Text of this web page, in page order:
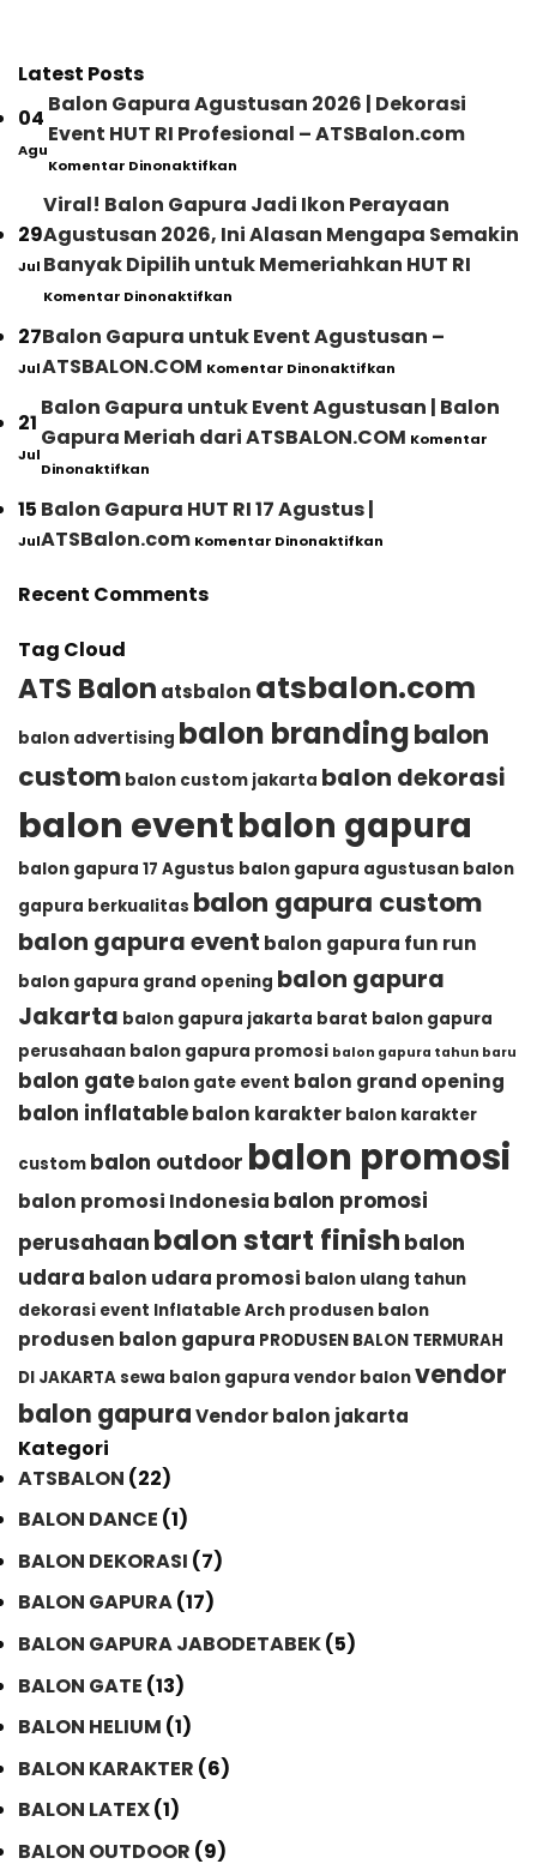
Latest Posts
04
Agu
Balon Gapura Agustusan 2026 | Dekorasi
Event HUT RI Profesional – ATSBalon.com
Komentar Dinonaktifkan
Gapura
Agustusan
2026
|
RI
Profesional
ATSBalon.com
29
Jul
Viral! Balon Gapura Jadi Ikon Perayaan
Agustusan 2026, Ini Alasan Mengapa Semakin
Banyak Dipilih untuk Memeriahkan HUT RI
Komentar Dinonaktifkan
Balon
Gapura
Jadi
Perayaan
Agustusan
Mengapa
Semakin
27
Jul
Balon Gapura untuk Event Agustusan –
ATSBALON.COM Komentar Dinonaktifkan
Gapura
untuk
Event
21
Jul
Balon Gapura untuk Event Agustusan | Balon
Gapura Meriah dari ATSBALON.COM Komentar
Dinonaktifkan
Gapura
untuk
Event
Balon
ATSBALON.COM
15
Jul
Balon Gapura HUT RI 17 Agustus |
ATSBalon.com Komentar Dinonaktifkan
ATSBalon.com
Recent Comments
Tag Cloud
ATS Balon atsbalon atsbalon.com
balon advertising balon brandingbalon
custom balon custom jakarta balon dekorasi
balon eventbalon gapura
balon gapura 17 Agustus balon gapura agustusan balon
gapura berkualitas balon gapura custom
balon gapura event balon gapura fun run
balon gapura grand opening balon gapura
Jakarta balon gapura jakarta barat balon gapura
perusahaan balon gapura promosi balon gapura tahun baru
balon gate balon gate event balon grand opening
balon inflatablebalon karakter balon karakter
custom balon outdoor balon promosi
balon promosi Indonesia balon promosi
perusahaan balon start finish balon
udara balon udara promosi balon ulang tahun
dekorasi event Inflatable Arch produsen balon
produsen balon gapura PRODUSEN BALON TERMURAH
DI JAKARTAsewa balon gapura vendor balonvendor
balon gapuraVendor balon jakarta
Kategori
ATSBALON (22)
BALON DANCE (1)
BALON DEKORASI (7)
BALON GAPURA(17)
BALON GAPURA JABODETABEK(5)
BALON GATE (13)
BALON HELIUM (1)
BALON KARAKTER (6)
BALON LATEX(1)
BALON OUTDOOR (9)